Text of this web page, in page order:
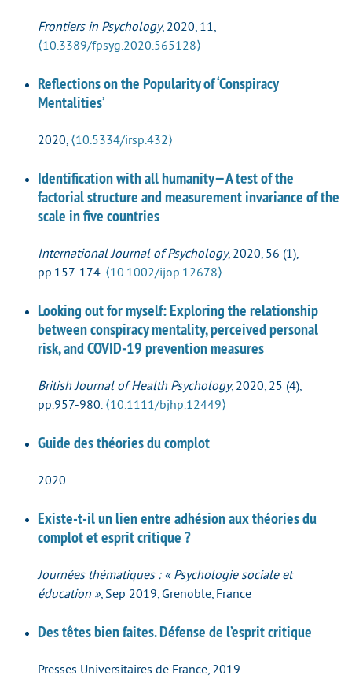
Frontiers in Psychology, 2020, 11,
⟨10.3389/fpsyg.2020.565128⟩
Reflections on the Popularity of ‘Conspiracy
Mentalities’
2020, ⟨10.5334/irsp.432⟩
Identification with all humanity—A test of the
factorial structure and measurement invariance of the
scale in five countries
International Journal of Psychology, 2020, 56 (1),
pp.157-174. ⟨10.1002/ijop.12678⟩
Looking out for myself: Exploring the relationship
between conspiracy mentality, perceived personal
risk, and COVID‐19 prevention measures
British Journal of Health Psychology, 2020, 25 (4),
pp.957-980. ⟨10.1111/bjhp.12449⟩
Guide des théories du complot
2020
Existe-t-il un lien entre adhésion aux théories du
complot et esprit critique ?
Journées thématiques : « Psychologie sociale et
éducation », Sep 2019, Grenoble, France
Des têtes bien faites. Défense de l’esprit critique
Presses Universitaires de France, 2019